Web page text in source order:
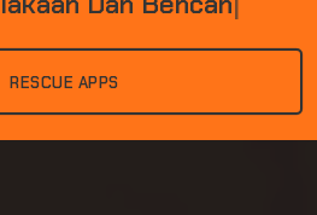
RESCUE APPS